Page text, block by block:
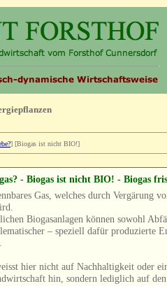
] [Biogas ist nicht BIO!]
- Biogas ist nicht BIO! - Biogas
Gas, welches durch Vergärung
Biogasanlagen können sowohl
– speziell dafür produzierte
hier nicht auf Nachhaltigkeit oder
hin, sondern lediglich auf